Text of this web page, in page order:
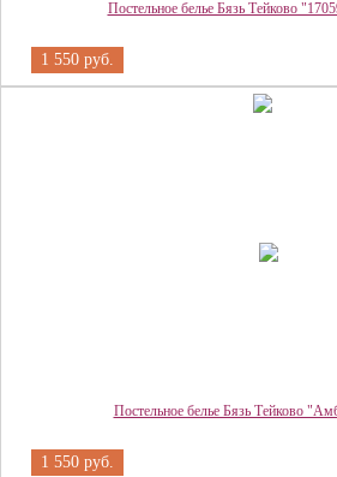
Постельное белье Бязь Тейково
1 550 руб.
Постельное белье Бязь Тейково
1 550 руб.